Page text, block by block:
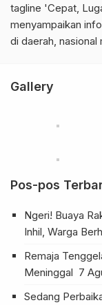
tagline 'Cepat,
menyampaikan
di daerah, nasional
Gallery
Pos-pos
Ngeri! Buaya
Inhil, Warga
Remaja
Meninggal 7
Sedang